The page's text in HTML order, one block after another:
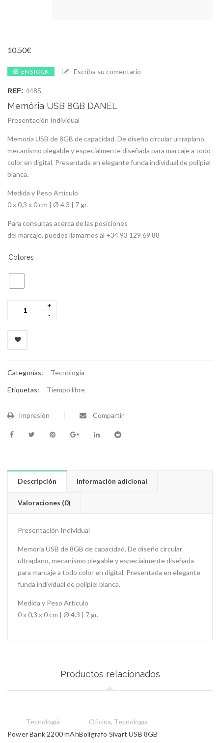
10.50€
EN STOCK Escriba su comentario
REF: 4485
Memória USB 8GB DANEL
Presentación Individual
Memoria USB de 8GB de capacidad. De diseño circular ultraplano,
mecanismo plegable y especialmente diseñada para marcaje a todo
color en digital. Presentada en elegante funda individual de polipiel
blanca.
Medida y Peso Articulo
0 x 0,3 x 0 cm | Ø 4.3 | 7 gr.
Para consultas acerca de las posiciones
del marcaje, puedes llamarnos al +34 93 129 69 88
Colores
Categorías: Tecnología
Etiquetas: Tiempo libre
Impresión Compartir
Descripción Información adicional
Valoraciones (0)
Presentación Individual
Memoria USB de 8GB de capacidad. De diseño circular
ultraplano, mecanismo plegable y especialmente diseñada
para marcaje a todo color en digital. Presentada en elegante
funda individual de polipiel blanca.
Medida y Peso Articulo
0 x 0,3 x 0 cm | Ø 4.3 | 7 gr.
Productos relacionados
Tecnología
Power Bank 2200 mAh
Oficina, Tecnología
Bolígrafo Sivart USB 8GB